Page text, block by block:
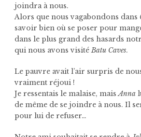
joindra à nous.
Alors que nous vagabondons dans
savoir bien où se poser pour
dans le plus grand des hasards
qui nous avons visitéBatu Caves.
Le pauvre avait l’air surpris de
vraiment réjoui !
Je ressentais le malaise, maisAnna
de même de se joindre à nous. Il
pour lui de refuser…